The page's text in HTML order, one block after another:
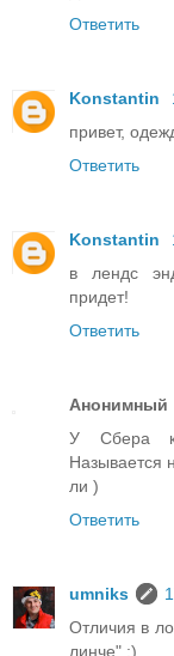
Ответить
Konstantin
привет,
Ответить
Konstantin
в лендс
придет!
Ответить
Анонимный
У Сбера
Называется
ли )
Ответить
umniks
Отличия в
линче" :)